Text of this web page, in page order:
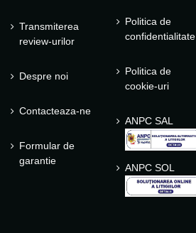
Transmiterea
review-urilor
Despre noi
Contacteaza-ne
Formular de
garantie
Politica de
confidentialitate
Politica de
cookie-uri
ANPC SAL
ANPC SOL